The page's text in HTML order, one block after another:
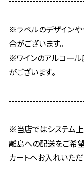
※ラベルのデザイン
合がございます。
※ワインのアルコー
がございます。
※当店ではシステム上
離島への配送をご希
カートへお入れいただ